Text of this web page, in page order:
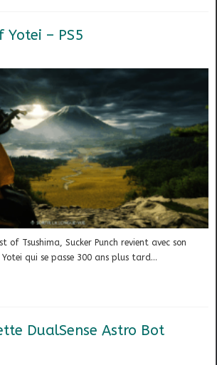
Yotei – PS5
of Tsushima, Sucker Punch revient avec son
qui se passe 300 ans plus tard…
DualSense Astro Bot